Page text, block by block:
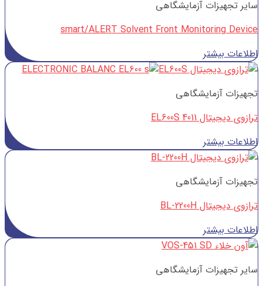
سایر تجهیزات آزمایشگاهی
smart/ALERT Solvent Front Monitoring Device
اطلاعات بیشتر
تجهیزات آزمایشگاهی
ترازوی دیجیتال EL600S 4011
اطلاعات بیشتر
تجهیزات آزمایشگاهی
ترازوی دیجیتال BL-2200H
اطلاعات بیشتر
سایر تجهیزات آزمایشگاهی